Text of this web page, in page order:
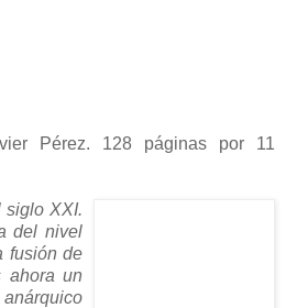
Pérez. 128 páginas por 11
siglo XXI.
del nivel
fusión de
ahora un